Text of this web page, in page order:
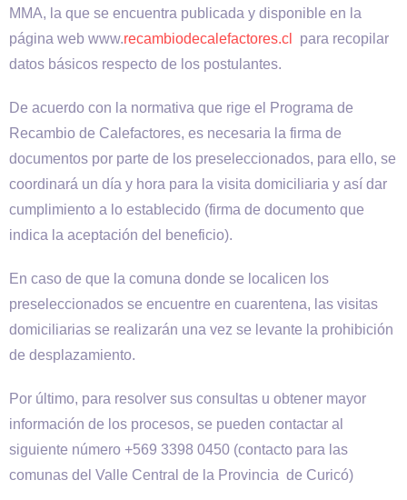
MMA, la que se encuentra publicada y disponible en la
página web www.recambiodecalefactores.cl
para recopilar
datos básicos respecto de los postulantes.
De acuerdo con la normativa que rige el Programa de
Recambio de Calefactores, es necesaria la firma de
documentos por parte de los preseleccionados, para ello, se
coordinará un día y hora para la visita domiciliaria y así dar
cumplimiento a lo establecido (firma de documento que
indica la aceptación del beneficio).
En caso de que la comuna donde se localicen los
preseleccionados se encuentre en cuarentena, las visitas
domiciliarias se realizarán una vez se levante la prohibición
de desplazamiento.
Por último, para resolver sus consultas u obtener mayor
información de los procesos, se pueden contactar al
siguiente número +569 3398 0450 (contacto para las
comunas del Valle Central de la Provincia de Curicó)